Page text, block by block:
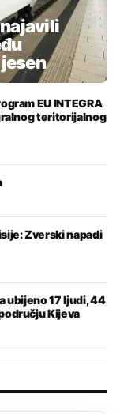
EU INTEGRA
teritorijalnog
Zverski napadi
ubijeno 17 ljudi, 44
Kijeva